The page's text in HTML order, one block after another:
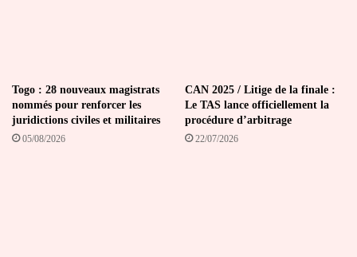
Togo : 28 nouveaux magistrats
nommés pour renforcer les
juridictions civiles et militaires
05/08/2026
CAN 2025 / Litige de la finale :
Le TAS lance officiellement la
procédure d’arbitrage
22/07/2026